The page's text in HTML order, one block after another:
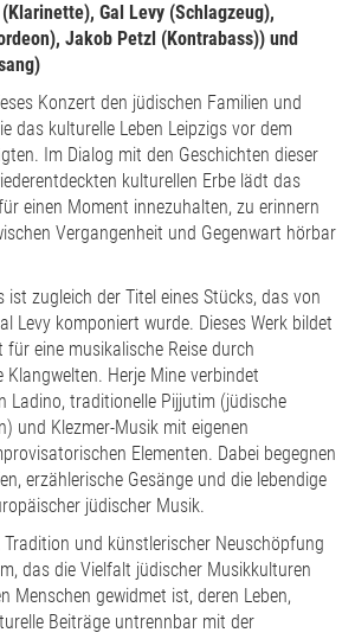
Gal Levy (Schlagzeug),
Jakob Petzl (Kontrabass)) und
Konzert den jüdischen Familien und
das kulturelle Leben Leipzigs vor dem
Im Dialog mit den Geschichten dieser
kulturellen Erbe lädt das
einen Moment innezuhalten, zu erinnern
Vergangenheit und Gegenwart hörbar
ist zugleich der Titel eines Stücks, das von
Levy komponiert wurde. Dieses Werk bildet
eine musikalische Reise durch
Klangwelten. Herje Mine verbindet
Ladino, traditionelle Pijjutim (jüdische
und Klezmer-Musik mit eigenen
Elementen. Dabei begegnen
erzählerische Gesänge und die lebendige
jüdischer Musik.
Tradition und künstlerischer Neuschöpfung
das die Vielfalt jüdischer Musikkulturen
Menschen gewidmet ist, deren Leben,
Beiträge untrennbar mit der